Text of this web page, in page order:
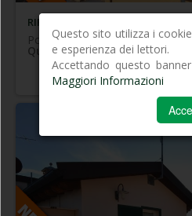
RIFERIMENTO 067
Portoferraio
Quadrilocale
In prossimità del mare e
proprietà, ampia terrazza
aree parcheggio e locali
recentissima
Questo sito utilizza i
e esperienza dei lettori.
Accettando questo
Maggiori Informazioni